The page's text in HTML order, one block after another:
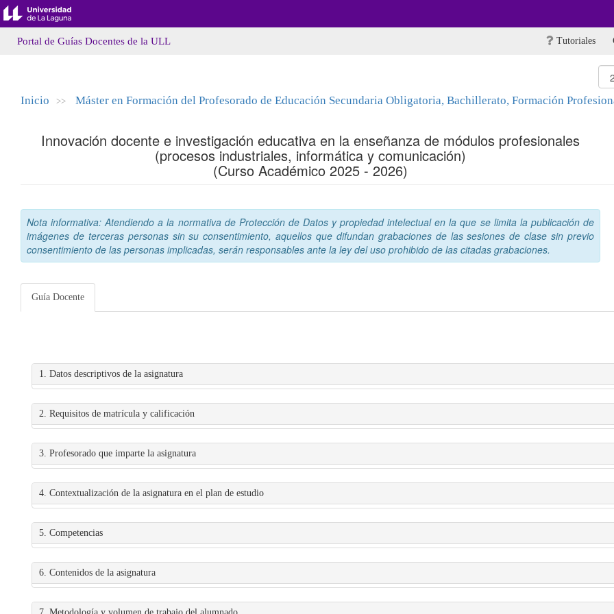
Portal de Guías Docentes de la ULL Tutoriales
Inicio >> Máster en Formación del Profesorado de Educación Secundaria Obligatoria, Bachillerato, Formación
Innovación docente e investigación educativa en la enseñanza de módulos profesionales
(procesos industriales, informática y comunicación)
(Curso Académico 2025 - 2026)
Nota informativa: Atendiendo a la normativa de Protección de Datos y propiedad intelectual en la que se limita la publicación de
imágenes de terceras personas sin su consentimiento, aquellos que difundan grabaciones de las sesiones de clase sin previo
consentimiento de las personas implicadas, serán responsables ante la ley del uso prohibido de las citadas grabaciones.
Guía Docente
1. Datos descriptivos de la asignatura
2. Requisitos de matrícula y calificación
3. Profesorado que imparte la asignatura
4. Contextualización de la asignatura en el plan de estudio
5. Competencias
6. Contenidos de la asignatura